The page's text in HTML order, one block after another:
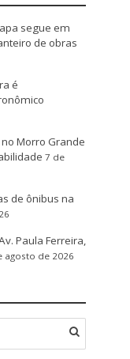
segue em
de obras
é
Morro Grande
7 de
de ônibus na
Paula Ferreira,
agosto de 2026